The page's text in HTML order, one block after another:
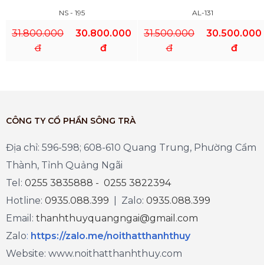
NS - 195
31.800.000
đ
30.800.000
đ
AL-131
31.500.000
đ
30.500.000
đ
CÔNG TY CỔ PHẦN SÔNG TRÀ
Địa chỉ: 596-598; 608-610 Quang Trung, Phường Cẩm
Thành, Tỉnh Quảng Ngãi
Tel: 0255 3835888 - 0255 3822394
Hotline: 0935.088.399 | Zalo: 0935.088.399
Email: thanhthuyquangngai@gmail.com
Zalo: https://zalo.me/noithatthanhthuy
Website: www.noithatthanhthuy.com